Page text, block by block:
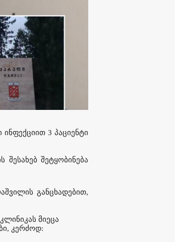
3 პაციენტი
შეტყობინება
განცხადებით,
მიეცა
კერძოდ: